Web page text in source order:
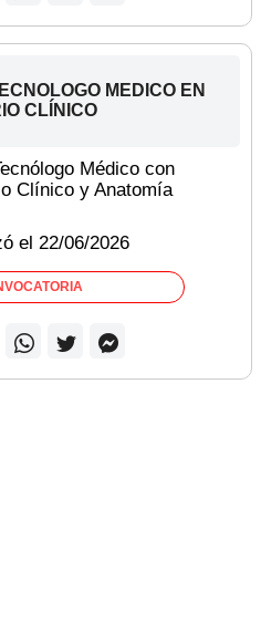
MEDICO EN
CLÍNICO
Médico con
Clínico y Anatomía
el 22/06/2026